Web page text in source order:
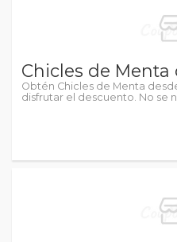
Chicles de Menta
Obtén Chicles de Menta
disfrutar el descuento. No se